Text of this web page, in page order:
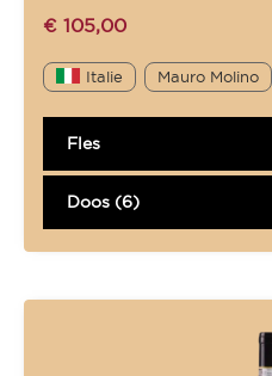
€ 105,00
Italie Mauro Molino
Fles
Doos (6)